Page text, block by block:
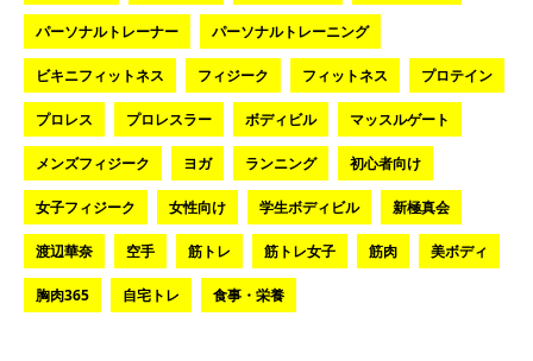
パーソナルトレーナー パーソナルトレーニング
ビキニフィットネス フィジーク フィットネス プロテイン
プロレス プロレスラー ボディビル マッスルゲート
メンズフィジーク ヨガ ランニング 初心者向け
女子フィジーク 女性向け 学生ボディビル 新極真会
渡辺華奈 空手 筋トレ 筋トレ女子 筋肉 美ボディ
胸肉365 自宅トレ 食事・栄養